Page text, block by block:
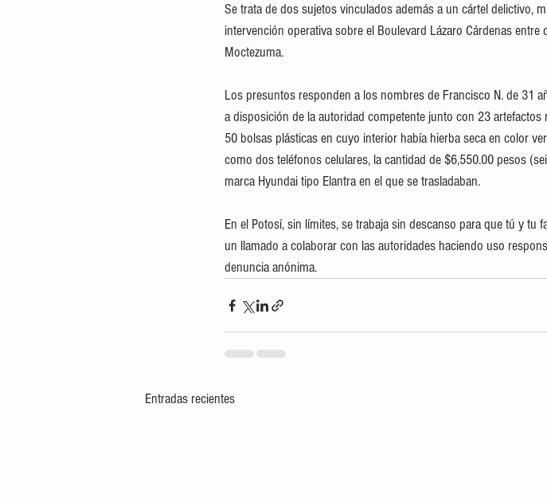
Se trata de dos sujetos vinculados además a un cártel delictivo,
intervención operativa sobre el Boulevard Lázaro Cárdenas
Moctezuma.
Los presuntos responden a los nombres de Francisco N. de 31
a disposición de la autoridad competente junto con 23
50 bolsas plásticas en cuyo interior había hierba seca en color
como dos teléfonos celulares, la cantidad de $6,550.00 pesos
marca Hyundai tipo Elantra en el que se trasladaban.
En el Potosí, sin límites, se trabaja sin descanso para que tú y
un llamado a colaborar con las autoridades haciendo uso
denuncia anónima.
Entradas recientes